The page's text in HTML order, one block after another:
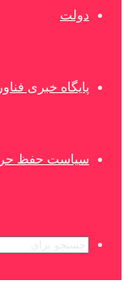
دولت
پایگاه خبری
سیاست حفظ